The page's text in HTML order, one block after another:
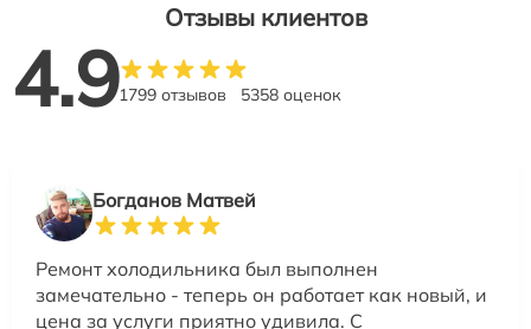
Отзывы клиентов
4.91799 отзывов 5358 оценок
Богданов Матвей
Ремонт холодильника был выполнен
замечательно - теперь он работает как новый, и
цена за услуги приятно удивила. С